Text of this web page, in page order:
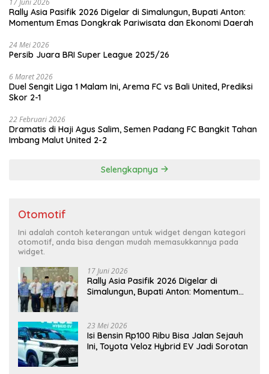
Rally Asia Pasifik 2026 Digelar di Simalungun, Bupati Anton:
Momentum Emas Dongkrak Pariwisata dan Ekonomi Daerah
24 Mei 2026
Persib Juara BRI Super League 2025/26
6 Maret 2026
Duel Sengit Liga 1 Malam Ini, Arema FC vs Bali United, Prediksi
Skor 2-1
22 Februari 2026
Dramatis di Haji Agus Salim, Semen Padang FC Bangkit Tahan
Imbang Malut United 2-2
Selengkapnya
Otomotif
Ini adalah contoh keterangan untuk widget dengan kategori
otomotif, anda bisa dengan mudah memasukkannya pada
widget.
17 Juni 2026
Rally Asia Pasifik 2026 Digelar di
Simalungun, Bupati Anton: Momentum
23 Mei 2026
Isi Bensin Rp100 Ribu Bisa Jalan Sejauh
Ini, Toyota Veloz Hybrid EV Jadi Sorotan